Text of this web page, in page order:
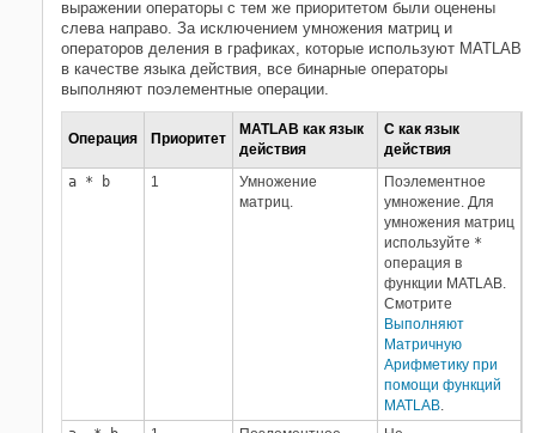
выражении операторы с тем же приоритетом были оценены
слева направо. За исключением умножения матриц и
операторов деления в графиках, которые используют MATLAB
в качестве языка действия, все бинарные операторы
выполняют поэлементные операции.
Операция Приоритет
MATLAB как язык
действия
C как язык
действия
a * b
1
Умножение
матриц.
Поэлементное
умножение. Для
умножения матриц
используйте *
операция в
функции MATLAB.
Смотрите
Выполняют
Матричную
Арифметику при
помощи функций
MATLAB.